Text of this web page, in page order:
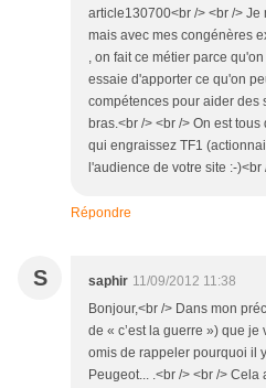
article130700<br /> <br />
mais avec mes congénères
, on fait ce métier parce
essaie d'apporter ce qu'on
compétences pour aider des
bras.<br /> <br /> On est
qui engraissez TF1
l'audience de votre site :-
Répondre
S saphir 11/09/2012 11:38
Bonjour,<br /> Dans mon
de « c’est la guerre ») que
omis de rappeler pourquoi il
Peugeot... .<br /> <br />